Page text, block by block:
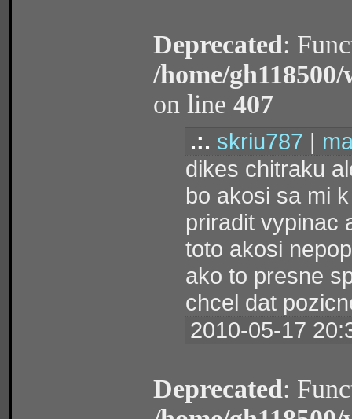
Deprecated:
/home/
on line 407
.:. skriu787 |
dikes chitraku
bo akosi sa mi
priradit vypinac
toto akosi
ako to presne
chcel dat
2010-05-17
Deprecated: